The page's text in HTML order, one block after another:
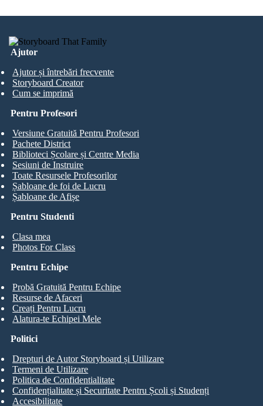
Ajutor
Ajutor și întrebări frecvente
Storyboard Creator
Cum se imprimă
Pentru Studenti
Clasa mea
Photos For Class
Pentru Profesori
Versiune Gratuită Pentru Profesori
Pachete District
Biblioteci Școlare și Centre Media
Sesiuni de Instruire
Toate Resursele Profesorilor
Șabloane de foi de Lucru
Șabloane de Afișe
Pentru Echipe
Probă Gratuită Pentru Echipe
Resurse de Afaceri
Creați Pentru Lucru
Alatura-te Echipei Mele
Politici
Drepturi de Autor Storyboard și Utilizare
Termeni de Utilizare
Politica de Confidentialitate
Confidențialitate și Securitate Pentru Școli și Studenți
Accesibilitate